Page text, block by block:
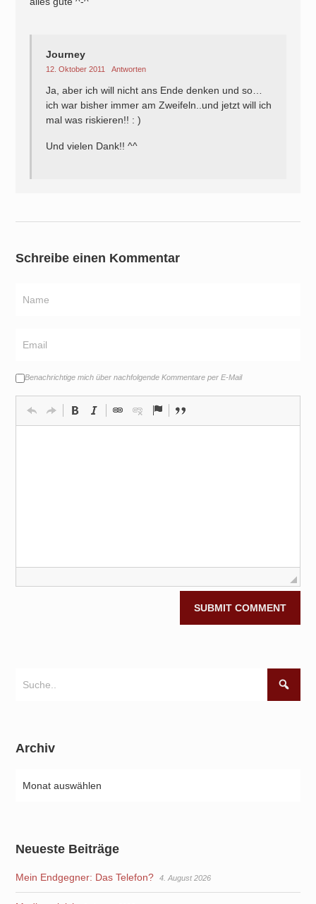
Journey
12. Oktober 2011 Antworten
Ja, aber ich will nicht ans Ende denken und so…
ich war bisher immer am Zweifeln..und jetzt will ich
mal was riskieren!! : )
Und vielen Dank!! ^^
Schreibe einen Kommentar
Benachrichtige mich über nachfolgende Kommentare per E-Mail
Archiv
Neueste Beiträge
Mein Endgegner: Das Telefon? 4. August 2026